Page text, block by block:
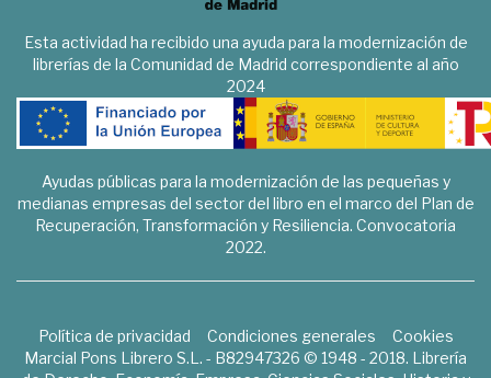
Esta actividad ha recibido una ayuda para la modernización de
librerías de la Comunidad de Madrid correspondiente al año
2024
Ayudas públicas para la modernización de las pequeñas y
medianas empresas del sector del libro en el marco del Plan de
Recuperación, Transformación y Resiliencia. Convocatoria
2022.
Política de privacidad Condiciones generales
Cookies
Marcial Pons Librero S.L. - B82947326 © 1948 - 2018. Librería